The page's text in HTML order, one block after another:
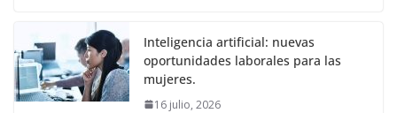
Inteligencia artificial: nuevas
oportunidades laborales para las
mujeres.
16 julio, 2026